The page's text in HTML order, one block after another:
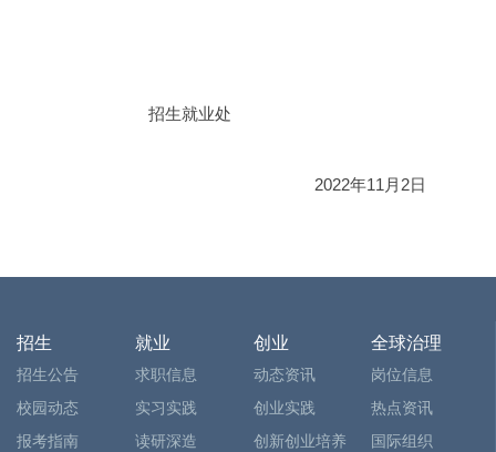
招生就业处
2022年11月2日
招生
招生公告
校园动态
报考指南
就业
求职信息
实习实践
读研深造
创业
动态资讯
创业实践
创新创业培养
全球治理
岗位信息
热点资讯
国际组织